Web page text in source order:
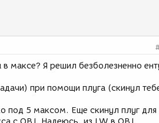
максе? Я решил безболезненно
при помощи плуга (скинул
под 5 максом. Еще скинул плуг для